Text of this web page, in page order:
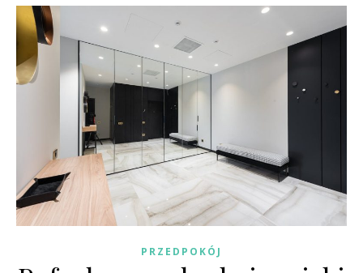
PRZEDPOKÓJ